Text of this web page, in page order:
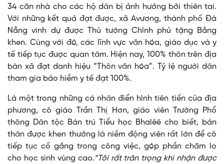
34 căn nhà cho các hộ dân bị ảnh hưởng bởi thiên tai.
Với những kết quả đạt được, xã Avương, thành phố Đà
Nẵng vinh dự được Thủ tướng Chính phủ tặng Bằng
khen. Cùng với đó, các lĩnh vực văn hóa, giáo dục và y
tế tiếp tục được quan tâm. Hiện nay, 100% thôn trên địa
bàn xã đạt danh hiệu “Thôn văn hóa”. Tỷ lệ người dân
tham gia bảo hiểm y tế đạt 100%.
Là một trong những cá nhân điển hình tiên tiến của địa
phương, cô giáo Trần Thị Hơn, giáo viên Trường Phổ
thông Dân tộc Bán trú Tiểu học Bhalêê cho biết, bản
thân được khen thưởng là niềm động viên rất lớn để cô
tiếp tục cố gắng trong công việc, góp phần chăm lo
cho học sinh vùng cao. “Tôi rất trân trọng khi nhận được